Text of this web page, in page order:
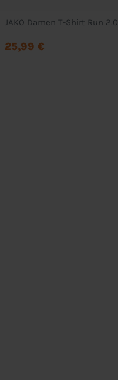
JAKO Damen T-Shirt Run 2.0
25,99 €